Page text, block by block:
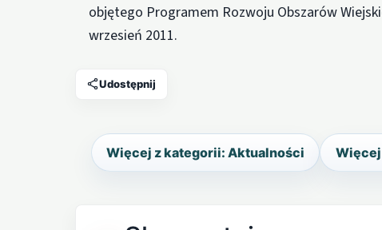
objętego Programem Rozwoju Obszarów
wrzesień 2011.
Udostępnij
Więcej z kategorii: Aktualności Więcej